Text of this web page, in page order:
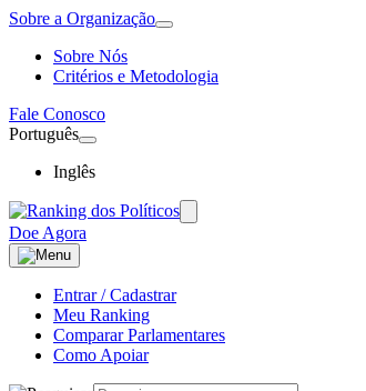
Sobre a Organização
Sobre Nós
Critérios e Metodologia
Fale Conosco
Português
Inglês
Doe Agora
Entrar / Cadastrar
Meu Ranking
Comparar Parlamentares
Como Apoiar